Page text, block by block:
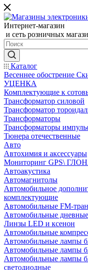
Интернет-магазин
и сеть розничных
Каталог
Весеннее обострение
УЦЕНКА
Комплектующие к
Трансформатор силовой
Трансформатор
Трансформаторы
Трансформаторы
Тюнера отечественные
Авто
Автохимия и аксессуары
Мониторинг GPS\
Автоакустика
Автомагнитолы
Автомобильное
комплектующие
Автомобильные FM-
Автомобильные
Линзы LED и ксенон
Автомобильные
Автомобильные лампы
Автомобильные лампы
Автомобильные лампы
светодиодные